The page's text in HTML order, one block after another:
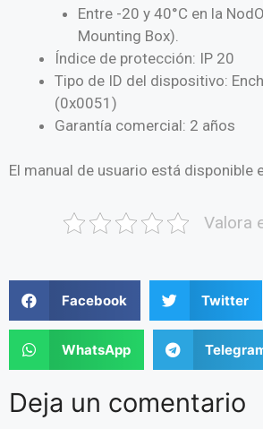
Entre -20 y 40°C en la
Mounting Box).
Índice de protección: IP 20
Tipo de ID del dispositivo:
(0x0051)
Garantía comercial: 2 años
El manual de usuario está disponible
Valora
Facebook Twitter
WhatsApp
Deja un comentario